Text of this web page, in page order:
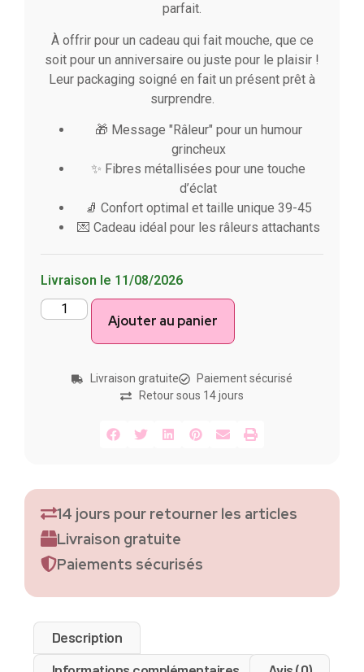
parfait.
À offrir pour un cadeau qui fait mouche, que ce
soit pour un anniversaire ou juste pour le plaisir !
Leur packaging soigné en fait un présent prêt à
surprendre.
🎁 Message "Râleur" pour un humour
grincheux
✨ Fibres métallisées pour une touche
d’éclat
🧦 Confort optimal et taille unique 39-45
💌 Cadeau idéal pour les râleurs attachants
Livraison le 11/08/2026
Ajouter au panier
Livraison gratuite
Paiement sécurisé
Retour sous 14 jours
14 jours pour retourner les articles
Livraison gratuite
Paiements sécurisés
Description